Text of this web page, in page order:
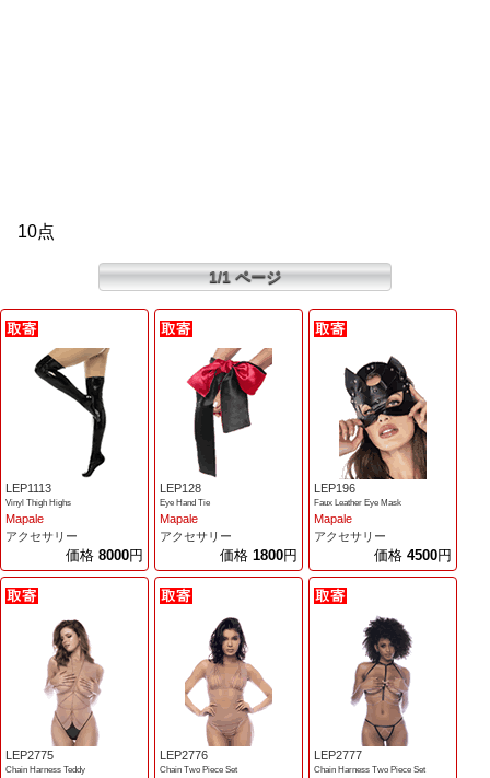
10点
1/1 ページ
LEP1113
Vinyl Thigh Highs
Mapale
アクセサリー
価格 8000円
LEP128
Eye Hand Tie
Mapale
アクセサリー
価格 1800円
LEP196
Faux Leather Eye Mask
Mapale
アクセサリー
価格 4500円
LEP2775
Chain Harness Teddy
LEP2776
Chain Two Piece Set
LEP2777
Chain Harness Two Piece Set